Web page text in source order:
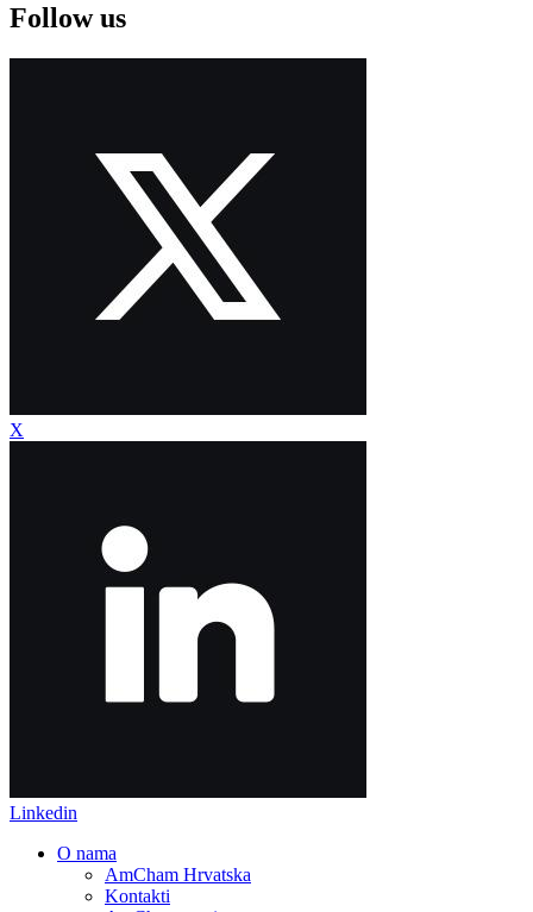
Follow us
X
Linkedin
O nama
AmCham Hrvatska
Kontakti